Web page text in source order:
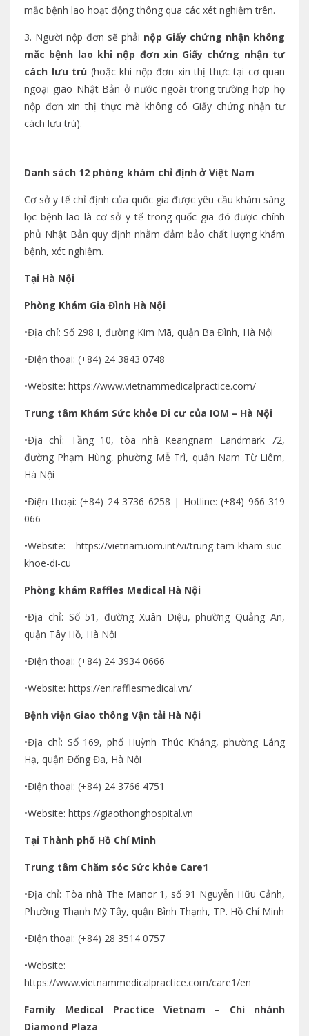
mắc bệnh lao hoạt động thông qua các xét nghiệm trên.
3. Người nộp đơn sẽ phải nộp Giấy chứng nhận không
mắc bệnh lao khi nộp đơn xin Giấy chứng nhận tư
cách lưu trú (hoặc khi nộp đơn xin thị thực tại cơ quan
ngoại giao Nhật Bản ở nước ngoài trong trường hợp họ
nộp đơn xin thị thực mà không có Giấy chứng nhận tư
cách lưu trú).
Danh sách 12 phòng khám chỉ định ở Việt Nam
Cơ sở y tế chỉ định của quốc gia được yêu cầu khám sàng
lọc bệnh lao là cơ sở y tế trong quốc gia đó được chính
phủ Nhật Bản quy định nhằm đảm bảo chất lượng khám
bệnh, xét nghiệm.
Tại Hà Nội
Phòng Khám Gia Đình Hà Nội
•Địa chỉ: Số 298 I, đường Kim Mã, quận Ba Đình, Hà Nội
•Điện thoại: (+84) 24 3843 0748
•Website: https://www.vietnammedicalpractice.com/
Trung tâm Khám Sức khỏe Di cư của IOM – Hà Nội
•Địa chỉ: Tầng 10, tòa nhà Keangnam Landmark 72,
đường Phạm Hùng, phường Mễ Trì, quận Nam Từ Liêm,
Hà Nội
•Điện thoại: (+84) 24 3736 6258 | Hotline: (+84) 966 319
066
•Website: https://vietnam.iom.int/vi/trung-tam-kham-suc-
khoe-di-cu
Phòng khám Raffles Medical Hà Nội
•Địa chỉ: Số 51, đường Xuân Diệu, phường Quảng An,
quận Tây Hồ, Hà Nội
•Điện thoại: (+84) 24 3934 0666
•Website: https://en.rafflesmedical.vn/
Bệnh viện Giao thông Vận tải Hà Nội
•Địa chỉ: Số 169, phố Huỳnh Thúc Kháng, phường Láng
Hạ, quận Đống Đa, Hà Nội
•Điện thoại: (+84) 24 3766 4751
•Website: https://giaothonghospital.vn
Tại Thành phố Hồ Chí Minh
Trung tâm Chăm sóc Sức khỏe Care1
•Địa chỉ: Tòa nhà The Manor 1, số 91 Nguyễn Hữu Cảnh,
Phường Thạnh Mỹ Tây, quận Bình Thạnh, TP. Hồ Chí Minh
•Điện thoại: (+84) 28 3514 0757
•Website:
https://www.vietnammedicalpractice.com/care1/en
Family Medical Practice Vietnam – Chi nhánh
Diamond Plaza